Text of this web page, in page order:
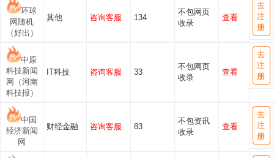
环球
网随机
（好出）
其他 咨询客服 134
不包网页
收录
查看
去
注
册
中原
科技新闻
网（河南
科技报）
IT科技 咨询客服 33
不包网页
收录
查看
去
注
册
中国
经济新闻
网
财经金融 咨询客服 83
不包资讯
收录
查看
去
注
册